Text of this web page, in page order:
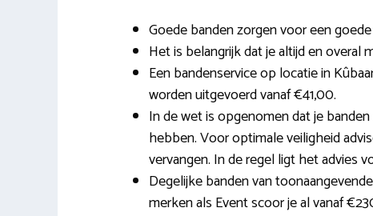
Goede banden zorgen voor een
Het is belangrijk dat je altijd en overal
Een bandenservice op locatie in
worden uitgevoerd vanaf €41,00.
In de wet is opgenomen dat je
hebben. Voor optimale veiligheid
vervangen. In de regel ligt het advies
Degelijke banden van
merken als Event scoor je al vanaf